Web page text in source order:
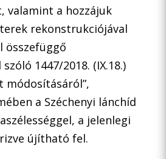
valamint a hozzájuk
rekonstrukciójával
összefüggő
1447/2018. (IX.18.)
módosításáról”,
a Széchenyi lánchíd
a jelenlegi
újítható fel.